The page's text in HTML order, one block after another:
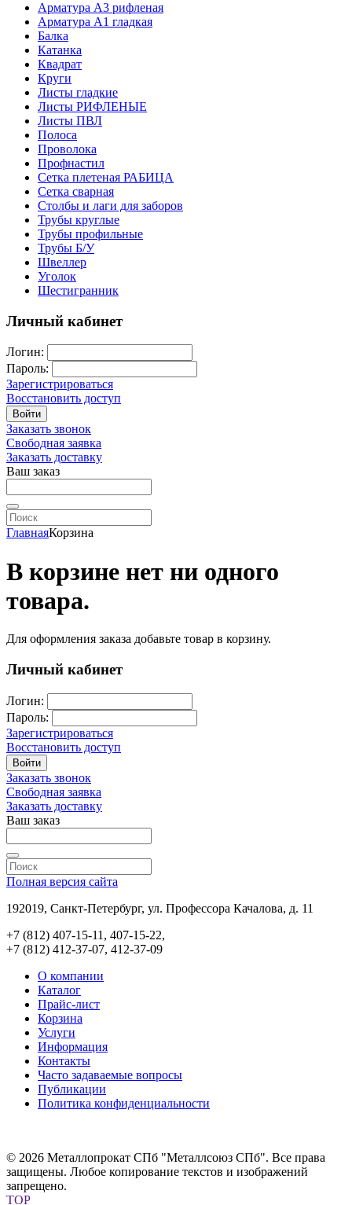
Арматура А3 рифленая
Арматура А1 гладкая
Балка
Катанка
Квадрат
Круги
Листы гладкие
Листы РИФЛЕНЫЕ
Листы ПВЛ
Полоса
Проволока
Профнастил
Сетка плетеная РАБИЦА
Сетка сварная
Столбы и лаги для заборов
Трубы круглые
Трубы профильные
Трубы Б/У
Швеллер
Уголок
Шестигранник
Личный кабинет
Логин:
Пароль:
Зарегистрироваться
Восстановить доступ
Войти
Заказать звонок
Свободная заявка
Заказать доставку
Ваш заказ
ГлавнаяКорзина
В корзине нет ни одного
товара.
Для оформления заказа добавьте товар в корзину.
Личный кабинет
Логин:
Пароль:
Зарегистрироваться
Восстановить доступ
Войти
Заказать звонок
Свободная заявка
Заказать доставку
Ваш заказ
Полная версия сайта
192019, Санкт-Петербург, ул. Профессора Качалова, д. 11
+7 (812) 407-15-11, 407-15-22,
+7 (812) 412-37-07, 412-37-09
О компании
Каталог
Прайс-лист
Корзина
Услуги
Информация
Контакты
Часто задаваемые вопросы
Публикации
Политика конфиденциальности
© 2026 Металлопрокат СПб "Металлсоюз СПб". Все права
защищены. Любое копирование текстов и изображений
запрещено.
TOP